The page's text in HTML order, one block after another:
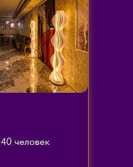
40 человек